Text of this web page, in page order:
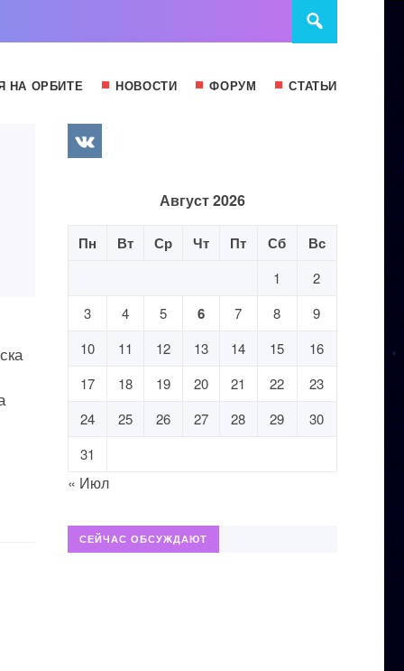
НА ОРБИТЕ НОВОСТИ ФОРУМ СТАТЬИ
Август 2026
Пн Вт Ср Чт Пт Сб Вс
1
2
3
4 5 6 7 8
9
10
11 12 13 14 15
16
17
18 19 20 21 22
23
24
25 26 27 28 29
30
31
« Июл
СЕЙЧАС ОБСУЖДАЮТ